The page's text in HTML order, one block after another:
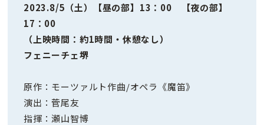
2023.8/5（土）【昼の部】13：00 【夜の部】
17：00
（上映時間：約1時間・休憩なし）
フェニーチェ堺
原作：モーツァルト作曲/オペラ《魔笛》
演出：菅尾友
指揮：瀬山智博